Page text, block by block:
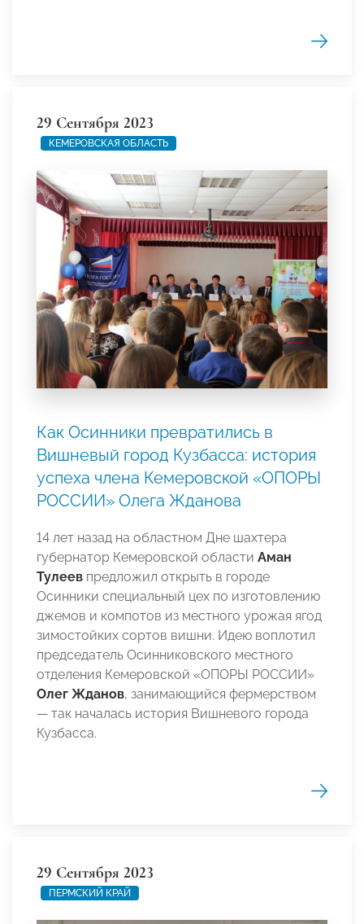
29 Сентября 2023
КЕМЕРОВСКАЯ ОБЛАСТЬ
Как Осинники превратились в
Вишневый город Кузбасса: история
успеха члена Кемеровской «ОПОРЫ
РОССИИ» Олега Жданова
14 лет назад на областном Дне шахтера
губернатор Кемеровской области Аман
Тулеев предложил открыть в городе
Осинники специальный цех по изготовлению
джемов и компотов из местного урожая ягод
зимостойких сортов вишни. Идею воплотил
председатель Осинниковского местного
отделения Кемеровской «ОПОРЫ РОССИИ»
Олег Жданов, занимающийся фермерством
— так началась история Вишневого города
Кузбасса.
29 Сентября 2023
ПЕРМСКИЙ КРАЙ